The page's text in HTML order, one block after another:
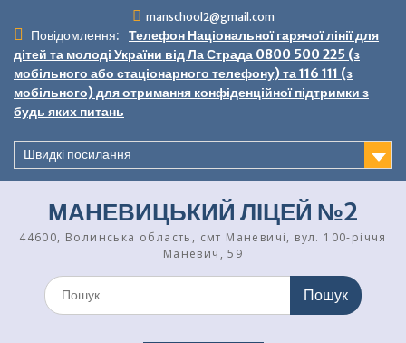
вмісту
manschool2@gmail.com
Повідомлення:
Телефон Національної гарячої лінії для
дітей та молоді України від Ла Страда 0800 500 225 (з
мобільного або стаціонарного телефону) та 116 111 (з
мобільного) для отримання конфіденційної підтримки з
будь яких питань
Швидкі посилання
МАНЕВИЦЬКИЙ ЛІЦЕЙ №2
44600, Волинська область, смт Маневичі, вул. 100-річчя
Маневич, 59
Шукати: